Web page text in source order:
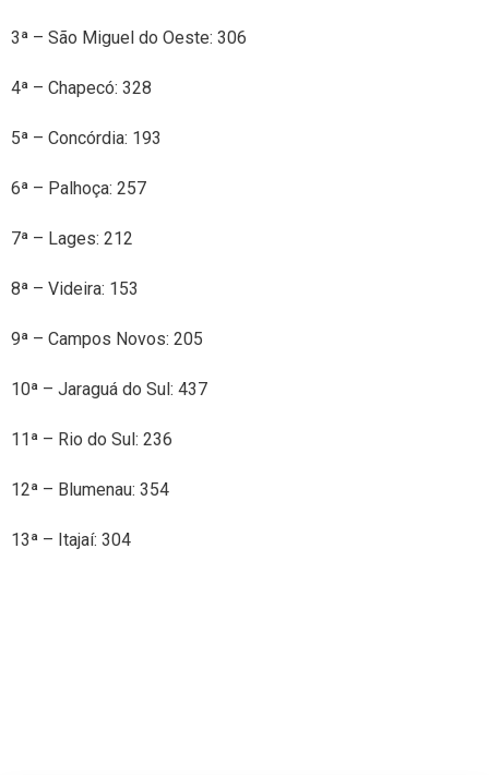
3ª – São Miguel do Oeste: 306
4ª – Chapecó: 328
5ª – Concórdia: 193
6ª – Palhoça: 257
7ª – Lages: 212
8ª – Videira: 153
9ª – Campos Novos: 205
10ª – Jaraguá do Sul: 437
11ª – Rio do Sul: 236
12ª – Blumenau: 354
13ª – Itajaí: 304